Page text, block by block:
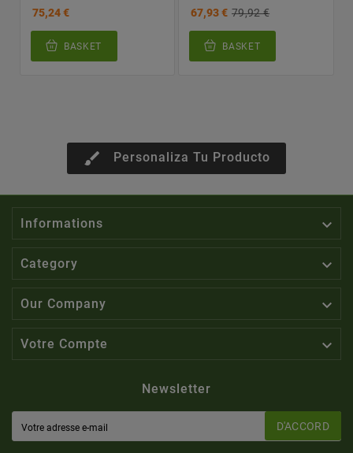
75,24 €
BASKET
67,93 € 79,92 €
BASKET
brush Personaliza Tu Producto
Informations 
Category 
Our Company 
Votre Compte 
Newsletter
D'ACCORD